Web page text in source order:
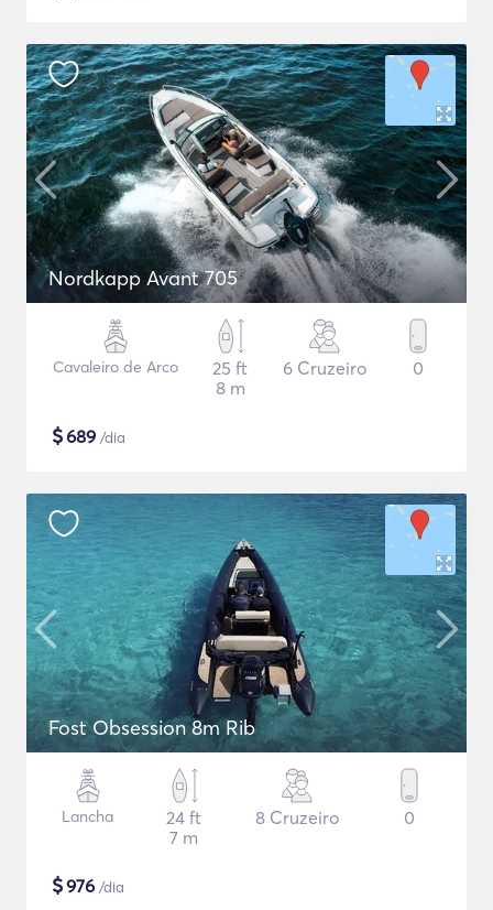
Nordkapp Avant 705
Cavaleiro de Arco
25 ft
8 m
6 Cruzeiro 0
$689 /dia
Fost Obsession 8m Rib
Lancha
24 ft
7 m
8 Cruzeiro 0
$976 /dia